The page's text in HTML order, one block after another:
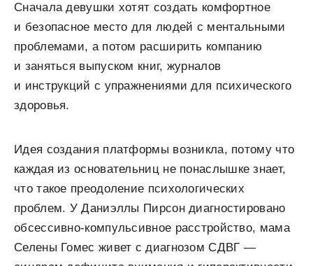
Сначала девушки хотят создать комфортное
и безопасное место для людей с ментальными
проблемами, а потом расширить компанию
и заняться выпуском книг, журналов
и инструкций с упражнениями для психического
здоровья.
Идея создания платформы возникла, потому что
каждая из основательниц не понаслышке знает,
что такое преодоление психологических
проблем. У Даниэллы Пирсон диагностировано
обсессивно-компульсивное расстройство, мама
Селены Гомес живет с диагнозом СДВГ —